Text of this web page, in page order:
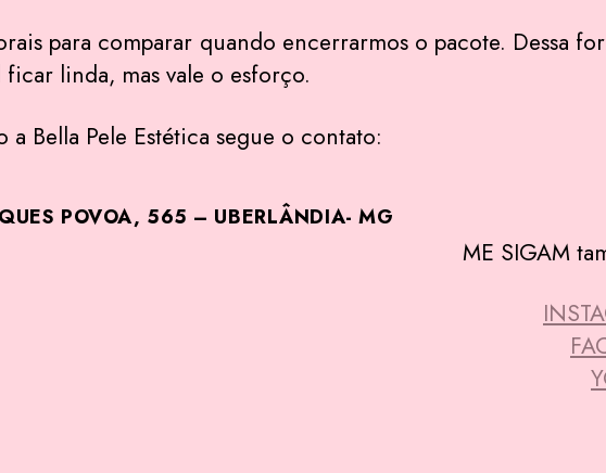
para comparar quando encerrarmos o pacote. Dessa
linda, mas vale o esforço.
Bella Pele Estética segue o contato:
POVOA, 565 – UBERLÂNDIA- MG
ME SIGAM